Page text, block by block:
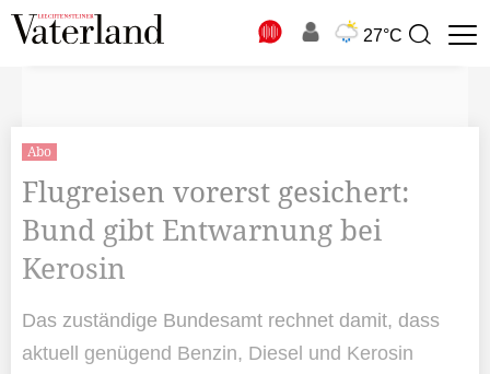
27°C
Suchbegriff
Abo
Flugreisen vorerst gesichert:
Bund gibt Entwarnung bei
Kerosin
Das zuständige Bundesamt rechnet damit, dass
aktuell genügend Benzin, Diesel und Kerosin